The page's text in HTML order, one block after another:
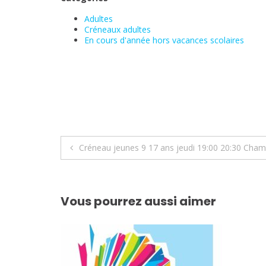
Adultes
Créneaux adultes
En cours d'année hors vacances scolaires
Navigation
l’article
Créneau jeunes 9 17 ans jeudi 19:00 20:30
Vous pourrez aussi aimer